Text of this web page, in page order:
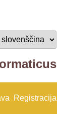
Registracija